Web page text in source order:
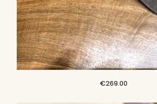
€269.00